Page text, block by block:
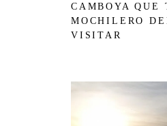
CAMBOYA QUE
MOCHILERO
VISITAR